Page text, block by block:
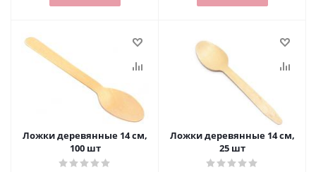
Ложки деревянные 14 см,
100 шт
Ложки деревянные 14 см,
25 шт